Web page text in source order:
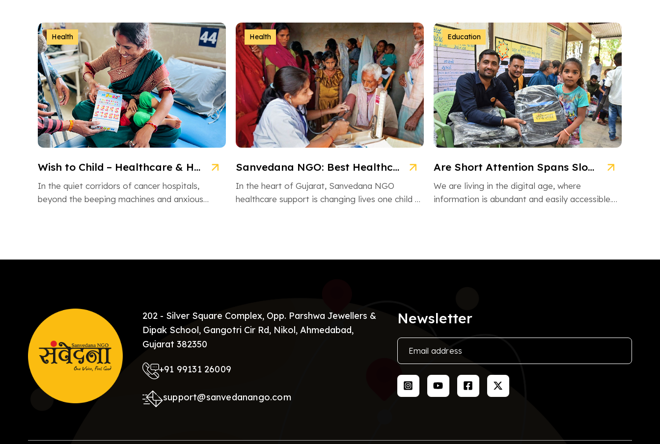
dedicated […]
Health
Wish to Child – Healthcare & Hope for Cancer Kids in Gujarat
In the quiet corridors of cancer hospitals,
beyond the beeping machines and anxious
Health
Sanvedana NGO: Best Healthcare & Cancer Support in Gujarat
In the heart of Gujarat, Sanvedana NGO
healthcare support is changing lives one child at
Education
Are Short Attention Spans Slowing Down Children’s Learning?
We are living in the digital age, where
information is abundant and easily accessible.
202 - Silver Square Complex, Opp. Parshwa Jewellers &
Dipak School, Gangotri Cir Rd, Nikol, Ahmedabad,
Gujarat 382350
+91 99131 26009
support@sanvedanango.com
Newsletter